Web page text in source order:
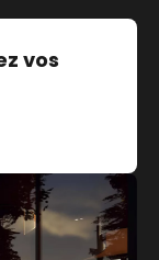
vos